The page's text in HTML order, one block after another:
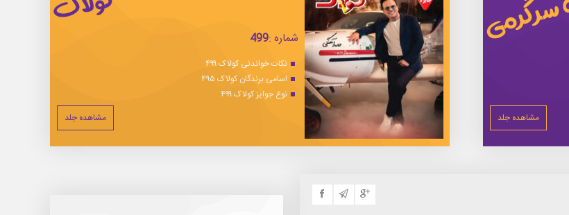
مشاهده جلد
شماره :499
نکات خواندنی کولاک ۴۹۹
اسامی برندگان کولاک ۴۹۵
نوع جوایز کولاک ۴۹۹
مشاهده جلد